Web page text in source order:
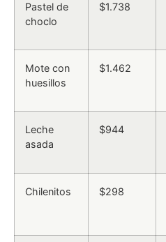
Pastel de
choclo
$1.738
Mote con
huesillos
$1.462
Leche
asada
$944
Chilenitos $298